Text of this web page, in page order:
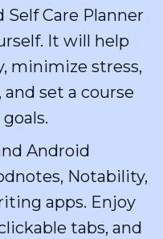
Care Planner
It will help
minimize stress,
set a course
Android
Notability,
apps. Enjoy
tabs, and